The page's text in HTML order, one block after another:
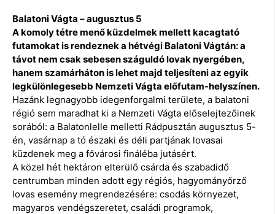
Balatoni Vágta – augusztus 5
A komoly tétre menő küzdelmek mellett kacagtató
futamokat is rendeznek a hétvégi Balatoni Vágtán: a
távot nem csak sebesen száguldó lovak nyergében,
hanem szamárháton is lehet majd teljesíteni az egyik
legkülönlegesebb Nemzeti Vágta előfutam-helyszínen.
Hazánk legnagyobb idegenforgalmi területe, a balatoni
régió sem maradhat ki a Nemzeti Vágta előselejtezőinek
sorából: a Balatonlelle melletti Rádpusztán augusztus 5-
én, vasárnap a tó északi és déli partjának lovasai
küzdenek meg a fővárosi fináléba jutásért.
A közel hét hektáron elterülő csárda és szabadidő
centrumban minden adott egy régiós, hagyományőrző
lovas esemény megrendezésére: csodás környezet,
magyaros vendégszeretet, családi programok,